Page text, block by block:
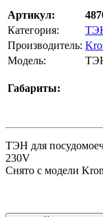
Артикул:
Категория:
Производитель:
Модель:
Габариты:
ТЭН для
230V
Снято с модели